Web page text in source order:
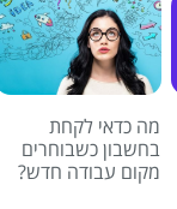
מה כדאי לקחת
בחשבון כשבוחרים
מקום עבודה חדש?